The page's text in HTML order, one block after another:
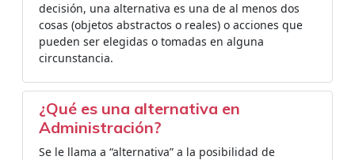
decisión, una alternativa es una de al menos dos
cosas (objetos abstractos o reales) o acciones que
pueden ser elegidas o tomadas en alguna
circunstancia.
¿Qué es una alternativa en
Administración?
Se le llama a “alternativa” a la posibilidad de